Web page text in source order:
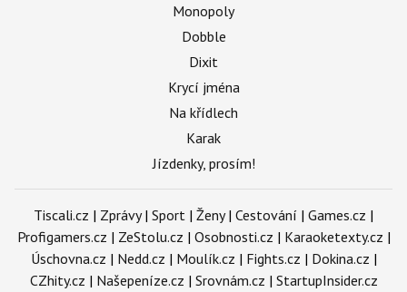
Monopoly
Dobble
Dixit
Krycí jména
Na křídlech
Karak
Jízdenky, prosím!
Tiscali.cz | Zprávy| Sport | Ženy| Cestování | Games.cz |
Profigamers.cz | ZeStolu.cz | Osobnosti.cz | Karaoketexty.cz |
Úschovna.cz | Nedd.cz | Moulík.cz | Fights.cz | Dokina.cz |
CZhity.cz | Našepeníze.cz | Srovnám.cz | StartupInsider.cz